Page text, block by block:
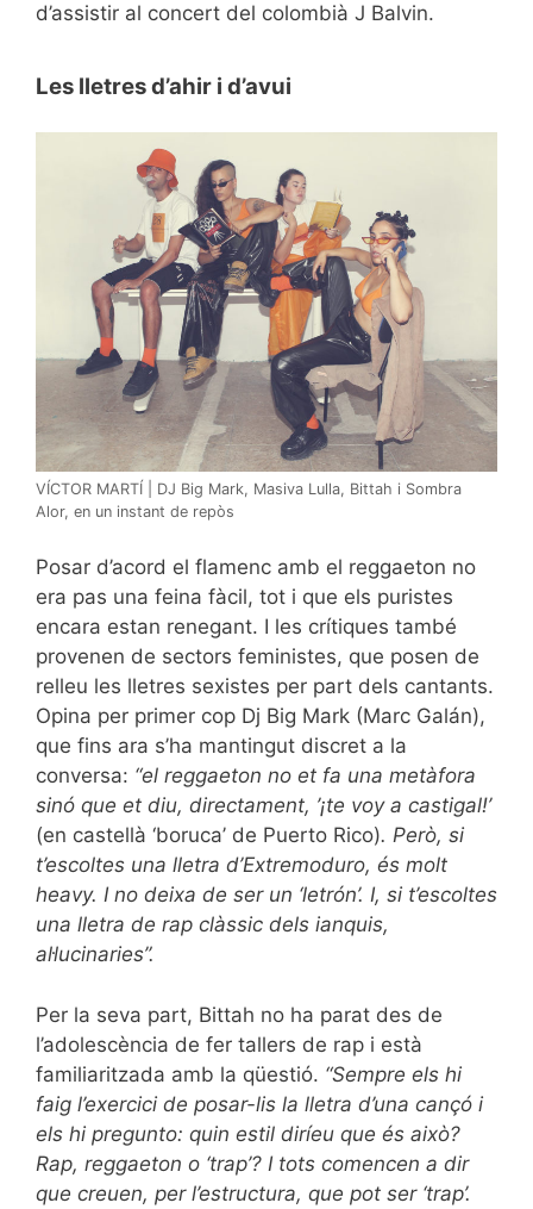
d’assistir al concert del colombià J Balvin.
Les lletres d’ahir i d’avui
VÍCTOR MARTÍ | DJ Big Mark, Masiva Lulla, Bittah i Sombra
Alor, en un instant de repòs
Posar d’acord el flamenc amb el reggaeton no
era pas una feina fàcil, tot i que els puristes
encara estan renegant. I les crítiques també
provenen de sectors feministes, que posen de
relleu les lletres sexistes per part dels cantants.
Opina per primer cop Dj Big Mark (Marc Galán),
que fins ara s’ha mantingut discret a la
conversa: “el reggaeton no et fa una metàfora
sinó que et diu, directament, ’¡te voy a castigal!’
(en castellà ‘boruca’ de Puerto Rico). Però, si
t’escoltes una lletra d’Extremoduro, és molt
heavy. I no deixa de ser un ‘letrón’. I, si t’escoltes
una lletra de rap clàssic dels ianquis,
al·lucinaries”.
Per la seva part, Bittah no ha parat des de
l’adolescència de fer tallers de rap i està
familiaritzada amb la qüestió. “Sempre els hi
faig l’exercici de posar-lis la lletra d’una cançó i
els hi pregunto: quin estil diríeu que és això?
Rap, reggaeton o ‘trap’? I tots comencen a dir
que creuen, per l’estructura, que pot ser ‘trap’.